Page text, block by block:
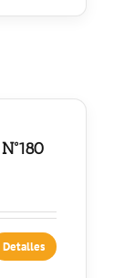
Detalles